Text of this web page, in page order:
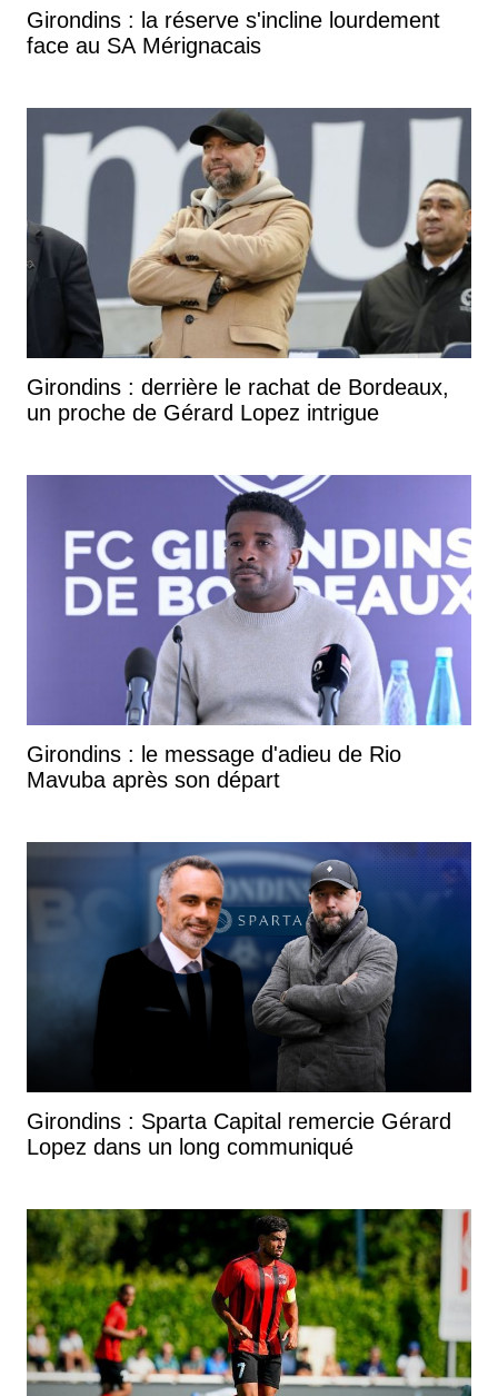
Girondins : la réserve s'incline lourdement
face au SA Mérignacais
Girondins : derrière le rachat de Bordeaux,
un proche de Gérard Lopez intrigue
Girondins : le message d'adieu de Rio
Mavuba après son départ
Girondins : Sparta Capital remercie Gérard
Lopez dans un long communiqué